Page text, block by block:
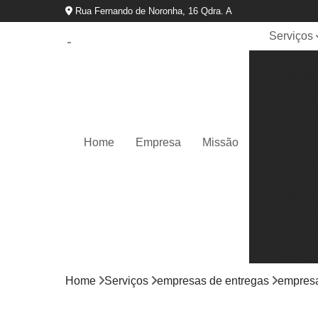
Rua Fernando de Noronha, 16 Qdra. A
Home Empresa Missão
Serviços
Home Serviços empresas de entregas